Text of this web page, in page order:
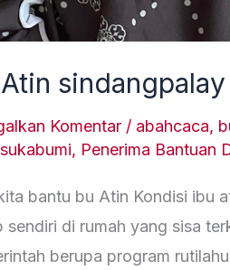
sindangpalay
Komentar / abahcaca,
, Penerima Bantuan
bantu bu Atin Kondisi ibu
sendiri di rumah yang sisa
berupa program